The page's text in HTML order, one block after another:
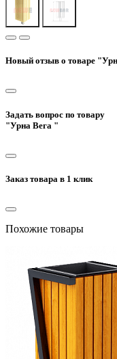
Новый отзыв о товаре
Задать вопрос по товару
"Урна Вега "
Заказ товара в 1 клик
Похожие товары